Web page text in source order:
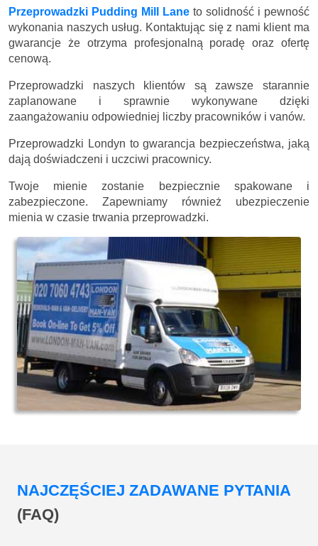
Przeprowadzki Pudding Mill Lane to solidność i pewność
wykonania naszych usług. Kontaktując się z nami klient ma
gwarancje że otrzyma profesjonalną poradę oraz ofertę
cenową.
Przeprowadzki naszych klientów są zawsze starannie
zaplanowane i sprawnie wykonywane dzięki
zaangażowaniu odpowiedniej liczby pracowników i vanów.
Przeprowadzki Londyn to gwarancja bezpieczeństwa, jaką
dają doświadczeni i uczciwi pracownicy.
Twoje mienie zostanie bezpiecznie spakowane i
zabezpieczone. Zapewniamy również ubezpieczenie
mienia w czasie trwania przeprowadzki.
NAJCZĘŚCIEJ ZADAWANE PYTANIA
(FAQ)